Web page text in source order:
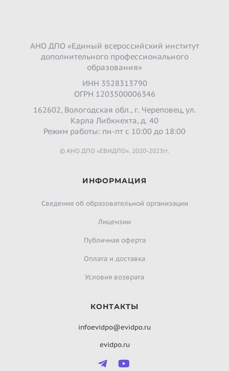
АНО ДПО «Единый всероссийский институт
дополнительного профессионального
образования»
ИНН 3528313790
ОГРН 1203500006346
162602, Вологодская обл., г. Череповец, ул.
Карла Либкнехта, д. 40
Режим работы: пн-пт с 10:00 до 18:00
© АНО ДПО «ЕВИДПО». 2020-2023гг.
ИНФОРМАЦИЯ
Сведения об образовательной организации
Лицензии
Публичная оферта
Оплата и доставка
Условия возврата
КОНТАКТЫ
infoevidpo@evidpo.ru
evidpo.ru